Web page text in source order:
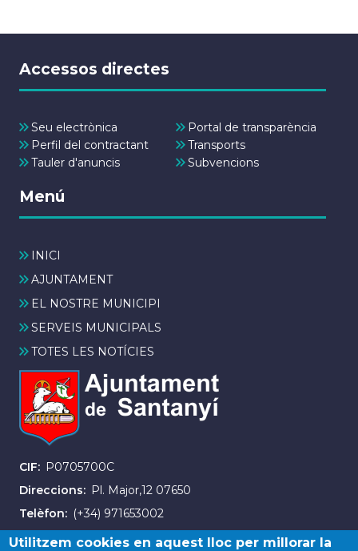
Accessos directes
Seu electrònica
Portal de transparència
Perfil del contractant
Transports
Tauler d'anuncis
Subvencions
Menú
INICI
AJUNTAMENT
EL NOSTRE MUNICIPI
SERVEIS MUNICIPALS
TOTES LES NOTÍCIES
CIF
P0705700C
Direccions
Pl. Major,12 07650
Telèfon
(+34) 971653002
Fax (+34) 971163007
Utilitzem cookies en aquest lloc per millorar la